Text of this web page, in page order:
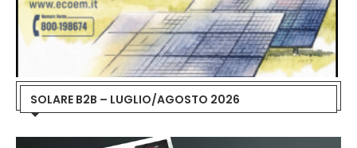
SOLARE B2B – LUGLIO/AGOSTO 2026